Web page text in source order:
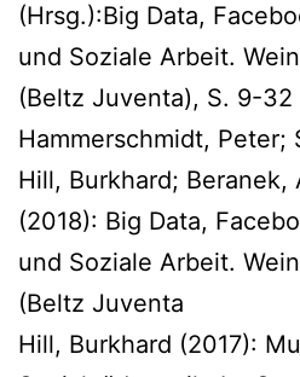
(Hrsg.):Big Data,
und Soziale Arbeit.
(Beltz Juventa), S. 9-32
Hammerschmidt, Peter;
Hill, Burkhard; Beranek,
(2018): Big Data,
und Soziale Arbeit.
(Beltz Juventa
Hill, Burkhard (2017):